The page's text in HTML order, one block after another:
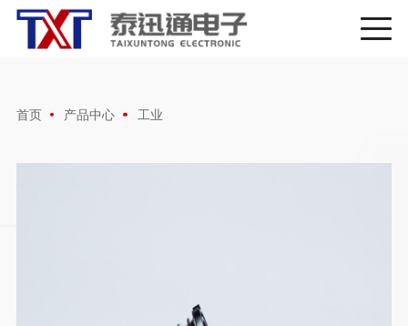
首页 产品中心 工业